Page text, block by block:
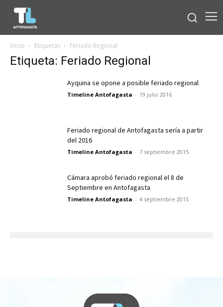
Inicio Etiquetas Feriado Regional
Etiqueta: Feriado Regional
Ayquina se opone a posible feriado regional
Timeline Antofagasta - 19 julio 2016
Feriado regional de Antofagasta sería a partir
del 2016
Timeline Antofagasta - 7 septiembre 2015
Cámara aprobó feriado regional el 8 de
Septiembre en Antofagasta
Timeline Antofagasta - 4 septiembre 2015